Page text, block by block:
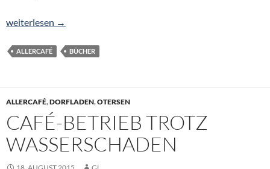
Ab 2.3.2016 im Dorfladen: 1. Backbuch mit 76 Rezepten auf 168
weiterlesen →
ALLERCAFÉ BÜCHER
ALLERCAFÉ,DORFLADEN,OTERSEN
CAFÉ-BETRIEB TROTZ
WASSERSCHADEN